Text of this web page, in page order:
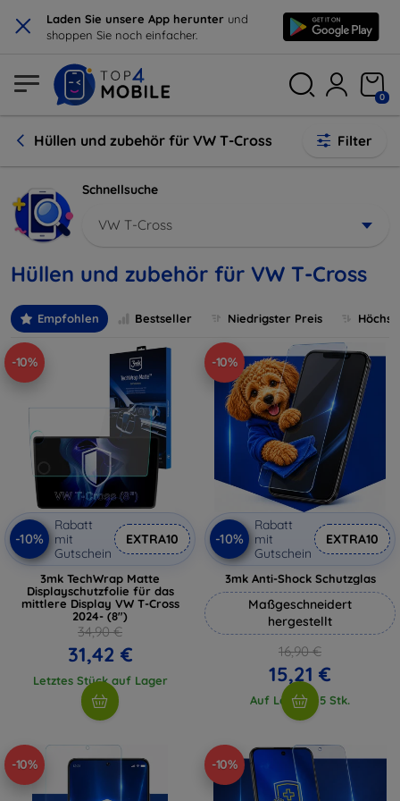
× Laden Sie unsere App herunter und
shoppen Sie noch einfacher.
0
Hüllen und zubehör für VW T-Cross Filter
Schnellsuche
VW T-Cross
Hüllen und zubehör für VW T-Cross
Empfohlen Bestseller Niedrigster Preis
-10%
-10%
Rabatt
mit
Gutschein
EXTRA10
3mk TechWrap Matte
Displayschutzfolie für das
mittlere Display VW T-Cross
2024- (8")
34,90 €
31,42 €
Letztes Stück auf Lager
-10%
-10%
Rabatt
mit
Gutschein
EXTRA10
3mk Anti-Shock Schutzglas
Maßgeschneidert
hergestellt
16,90 €
15,21 €
Auf Lager > 5 Stk.
-10% -10%